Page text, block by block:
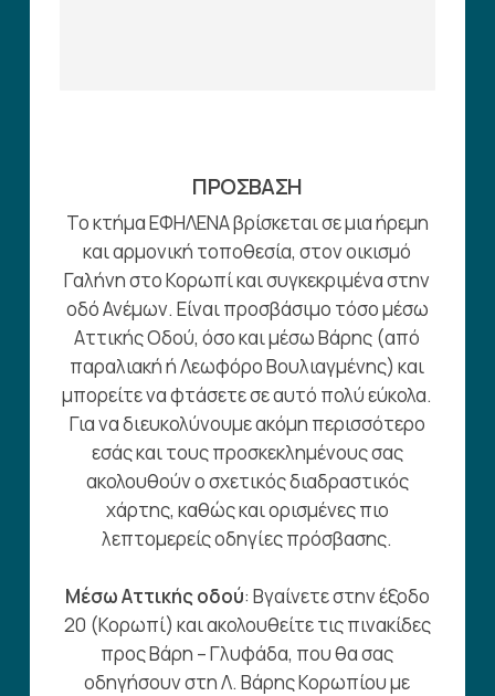
ΠΡΟΣΒΑΣΗ
Το κτήμα ΕΦΗΛΕΝΑ βρίσκεται σε μια ήρεμη
και αρμονική τοποθεσία, στον οικισμό
Γαλήνη στο Κορωπί και συγκεκριμένα στην
οδό Ανέμων. Είναι προσβάσιμο τόσο μέσω
Αττικής Οδού, όσο και μέσω Βάρης (από
παραλιακή ή Λεωφόρο Βουλιαγμένης) και
μπορείτε να φτάσετε σε αυτό πολύ εύκολα.
Για να διευκολύνουμε ακόμη περισσότερο
εσάς και τους προσκεκλημένους σας
ακολουθούν ο σχετικός διαδραστικός
χάρτης, καθώς και ορισμένες πιο
λεπτομερείς οδηγίες πρόσβασης.
Μέσω Αττικής οδού: Βγαίνετε στην έξοδο
20 (Κορωπί) και ακολουθείτε τις πινακίδες
προς Βάρη – Γλυφάδα, που θα σας
οδηγήσουν στη Λ. Βάρης Κορωπίου με